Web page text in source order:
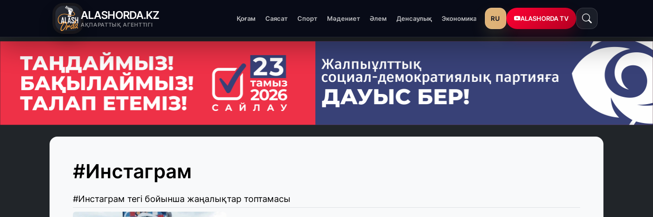
ALASHORDA.KZ
АҚПАРАТТЫҚ АГЕНТТІГІ
Қоғам Саясат Спорт Мәдениет Әлем Денсаулық Экономика RU ALASHORDA TV
#Инстаграм
#Инстаграм тегі бойынша жаңалықтар топтамасы